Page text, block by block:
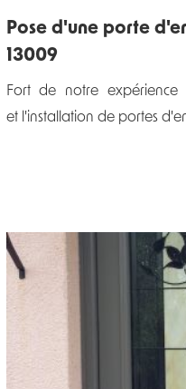
Pose d'une porte
13009
Fort de notre
et l'installation de portes